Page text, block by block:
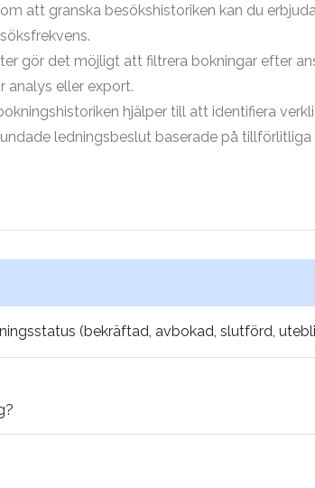
att granska besökshistoriken kan du
gör det möjligt att filtrera bokningar efter
analys eller export.
hjälper till att identifiera
ledningsbeslut baserade på tillförlitliga
(bekräftad, avbokad, slutförd,